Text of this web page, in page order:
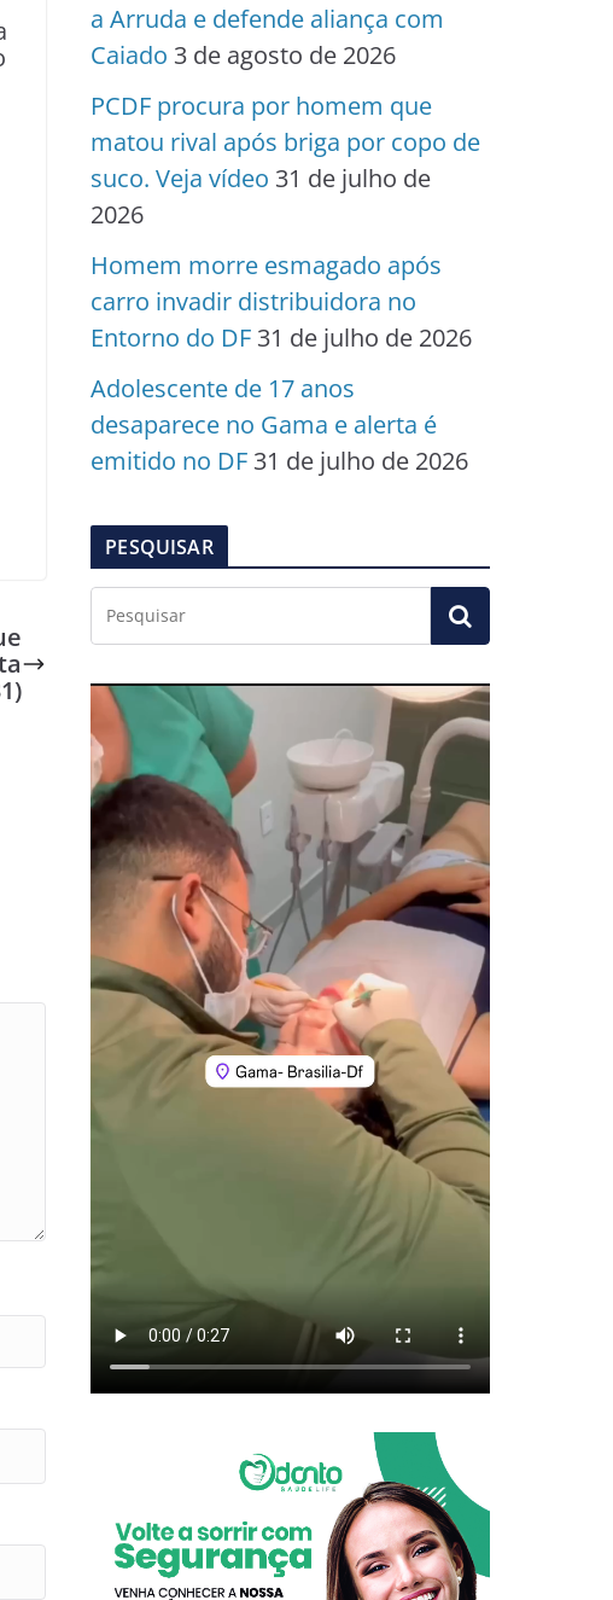
a Arruda e defende aliança com
Caiado 3 de agosto de 2026
PCDF procura por homem que
matou rival após briga por copo de
suco. Veja vídeo 31 de julho de
2026
Homem morre esmagado após
carro invadir distribuidora no
Entorno do DF 31 de julho de 2026
Adolescente de 17 anos
desaparece no Gama e alerta é
emitido no DF 31 de julho de 2026
PESQUISAR